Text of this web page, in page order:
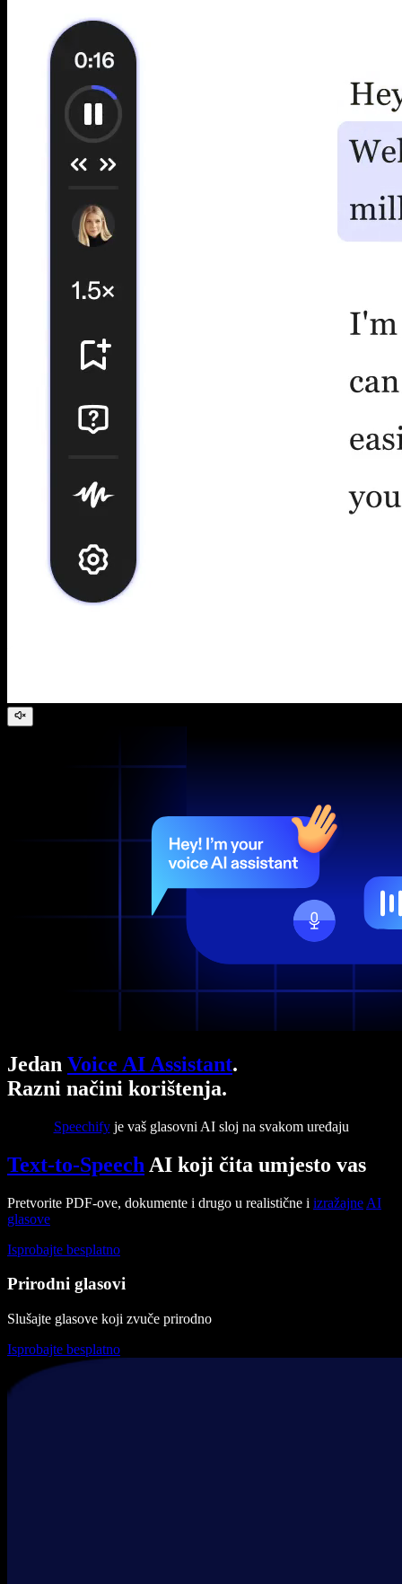
Jedan Voice AI Assistant.
Razni načini korištenja.
Speechifyje vaš glasovni AI sloj na svakom uređaju
Text-to-Speech AI koji čita umjesto vas
Pretvorite PDF-ove, dokumente i drugo u realistične i izražajne AI
glasove
Isprobajte besplatno
Prirodni glasovi
Slušajte glasove koji zvuče prirodno
Isprobajte besplatno